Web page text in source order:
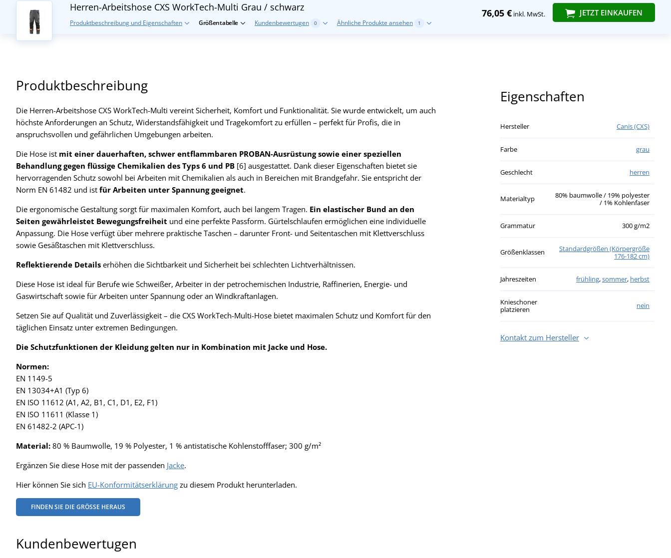
76,05 € inkl. MwSt. JETZT EINKAUFEN
Herren-Arbeitshose CXS WorkTech-Multi Grau / schwarz
Produktbeschreibung und Eigenschaften Größentabelle Kundenbewertugen 0 Ähnliche Produkte ansehen 1
Produktbeschreibung
Die Herren-Arbeitshose CXS WorkTech-Multi vereint Sicherheit, Komfort und Funktionalität. Sie wurde entwickelt, um auch
höchste Anforderungen an Schutz, Widerstandsfähigkeit und Tragekomfort zu erfüllen – perfekt für Profis, die in
anspruchsvollen und gefährlichen Umgebungen arbeiten.
Die Hose ist mit einer dauerhaften, schwer entflammbaren PROBAN-Ausrüstung sowie einer speziellen
Behandlung gegen flüssige Chemikalien des Typs 6 und PB [6] ausgestattet. Dank dieser Eigenschaften bietet sie
hervorragenden Schutz sowohl bei Arbeiten mit Chemikalien als auch in Bereichen mit Brandgefahr. Sie entspricht der
Norm EN 61482 und ist für Arbeiten unter Spannung geeignet.
Die ergonomische Gestaltung sorgt für maximalen Komfort, auch bei langem Tragen. Ein elastischer Bund an den
Seiten gewährleistet Bewegungsfreiheit und eine perfekte Passform. Gürtelschlaufen ermöglichen eine individuelle
Anpassung. Die Hose verfügt über mehrere praktische Taschen – darunter Front- und Seitentaschen mit Klettverschluss
sowie Gesäßtaschen mit Klettverschluss.
Reflektierende Details erhöhen die Sichtbarkeit und Sicherheit bei schlechten Lichtverhältnissen.
Diese Hose ist ideal für Berufe wie Schweißer, Arbeiter in der petrochemischen Industrie, Raffinerien, Energie- und
Gaswirtschaft sowie für Arbeiten unter Spannung oder an Windkraftanlagen.
Setzen Sie auf Qualität und Zuverlässigkeit – die CXS WorkTech-Multi-Hose bietet maximalen Schutz und Komfort für den
täglichen Einsatz unter extremen Bedingungen.
Die Schutzfunktionen der Kleidung gelten nur in Kombination mit Jacke und Hose.
Normen:
EN 1149-5
EN 13034+A1 (Typ 6)
EN ISO 11612 (A1, A2, B1, C1, D1, E2, F1)
EN ISO 11611 (Klasse 1)
EN 61482-2 (APC-1)
Material: 80 % Baumwolle, 19 % Polyester, 1 % antistatische Kohlenstofffaser; 300 g/m²
Ergänzen Sie diese Hose mit der passenden Jacke.
Hier können Sie sich EU-Konformitätserklärung zu diesem Produkt herunterladen.
FINDEN SIE DIE GRÖSSE HERAUS
Kundenbewertugen
Eigenschaften
Hersteller Canis (CXS)
Farbe grau
Geschlecht herren
Materialtyp
80% baumwolle / 19% polyester
/ 1% Kohlenfaser
Grammatur 300 g/m2
Größenklassen
Standardgrößen (Körpergröße
176-182 cm)
Jahreszeiten frühling,sommer, herbst
Knieschoner
platzieren
nein
Kontakt zum Hersteller